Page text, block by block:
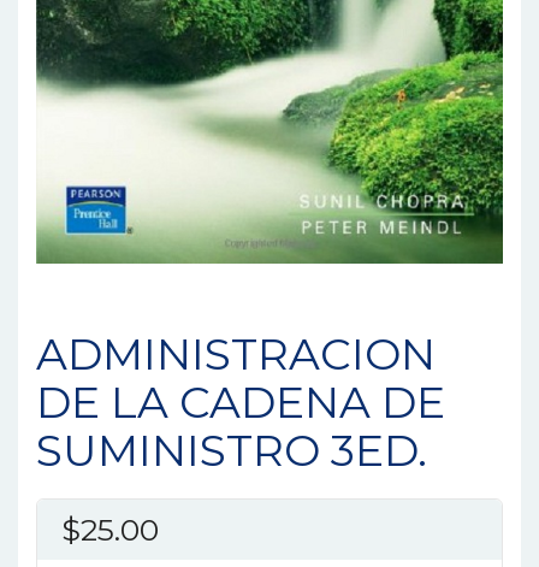
ADMINISTRACION
DE LA CADENA DE
SUMINISTRO 3ED.
$25.00